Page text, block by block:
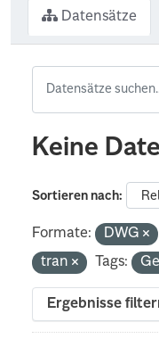
Datensätze
Keine
Sortieren nach
Formate: DWG
tran
Tags:
Ergebnisse